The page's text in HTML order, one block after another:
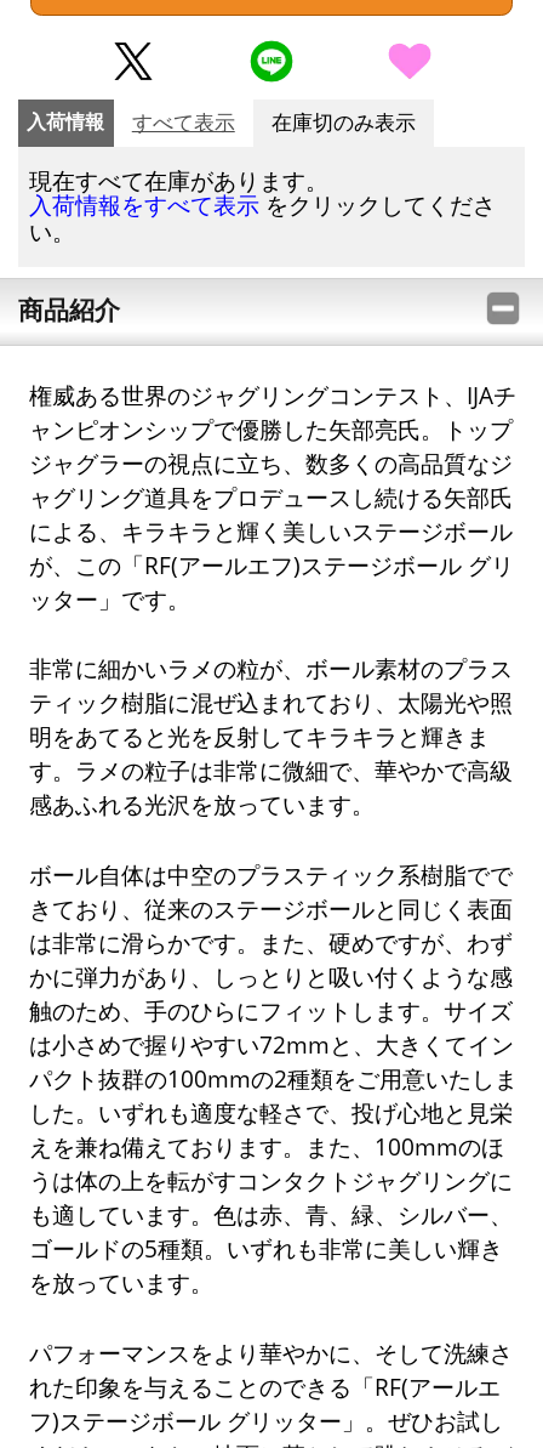
入荷情報 すべて表示 在庫切のみ表示
現在すべて在庫があります。
入荷情報をすべて表示 をクリックしてくださ
い。
商品紹介
権威ある世界のジャグリングコンテスト、IJAチ
ャンピオンシップで優勝した矢部亮氏。トップ
ジャグラーの視点に立ち、数多くの高品質なジ
ャグリング道具をプロデュースし続ける矢部氏
による、キラキラと輝く美しいステージボール
が、この「RF(アールエフ)ステージボール グリ
ッター」です。
非常に細かいラメの粒が、ボール素材のプラス
ティック樹脂に混ぜ込まれており、太陽光や照
明をあてると光を反射してキラキラと輝きま
す。ラメの粒子は非常に微細で、華やかで高級
感あふれる光沢を放っています。
ボール自体は中空のプラスティック系樹脂でで
きており、従来のステージボールと同じく表面
は非常に滑らかです。また、硬めですが、わず
かに弾力があり、しっとりと吸い付くような感
触のため、手のひらにフィットします。サイズ
は小さめで握りやすい72mmと、大きくてイン
パクト抜群の100mmの2種類をご用意いたしま
した。いずれも適度な軽さで、投げ心地と見栄
えを兼ね備えております。また、100mmのほ
うは体の上を転がすコンタクトジャグリングに
も適しています。色は赤、青、緑、シルバー、
ゴールドの5種類。いずれも非常に美しい輝き
を放っています。
パフォーマンスをより華やかに、そして洗練さ
れた印象を与えることのできる「RF(アールエ
フ)ステージボール グリッター」。ぜひお試し